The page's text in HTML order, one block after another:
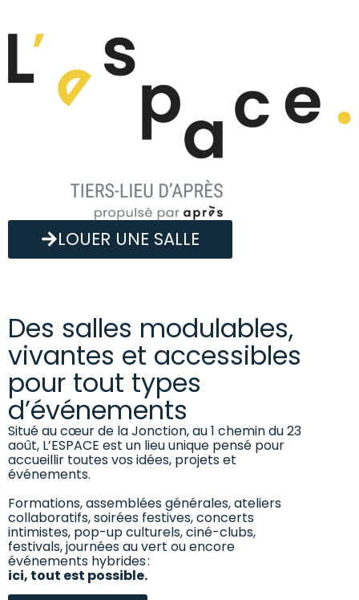
LOUER UNE SALLE
Des salles modulables,
vivantes et accessibles
pour tout types
d’événements
Situé au cœur de la Jonction, au 1 chemin du 23
août, L’ESPACE est un lieu unique pensé pour
accueillir toutes vos idées, projets et
événements.
Formations, assemblées générales, ateliers
collaboratifs, soirées festives, concerts
intimistes, pop-up culturels, ciné-clubs,
festivals, journées au vert ou encore
événements hybrides :
ici, tout est possible.